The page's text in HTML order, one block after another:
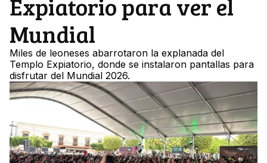
Mundial
Miles de leoneses abarrotaron la explanada del
Templo Expiatorio, donde se instalaron pantallas para
disfrutar del Mundial 2026.